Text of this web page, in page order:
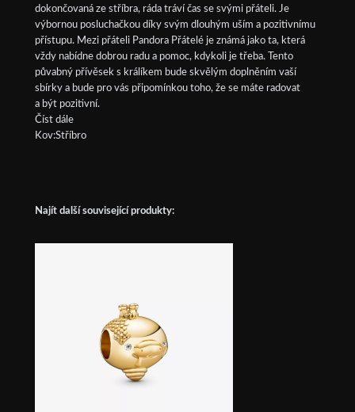
dokončovaná ze stříbra, ráda tráví čas se svými přáteli. Je
výbornou posluchačkou díky svým dlouhým uším a pozitivnímu
přístupu. Mezi přáteli Pandora Přátelé je známá jako ta, která
vždy nabídne dobrou radu a pomoc, kdykoli je třeba. Tento
půvabný přívěsek s králíkem bude skvělým doplněním vaší
sbírky a bude pro vás připomínkou toho, že se máte radovat
a být pozitivní.
Číst dále
Kov:Stříbro
Najít další související produkty: